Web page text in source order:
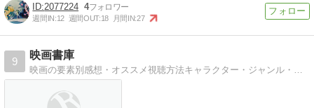
2077224 4
週間IN:12 週間OUT:18 月間IN:27
9
映画書庫